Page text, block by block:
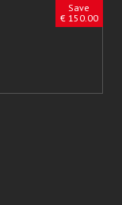
Save
€ 150.00